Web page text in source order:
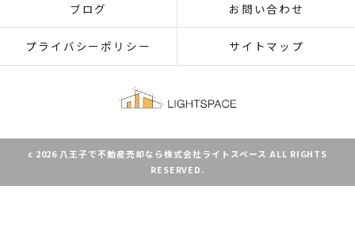
ブログ お問い合わせ
プライバシーポリシー サイトマップ
c 2026 八王子で不動産売却なら株式会社ライトスペース ALL RIGHTS
RESERVED.